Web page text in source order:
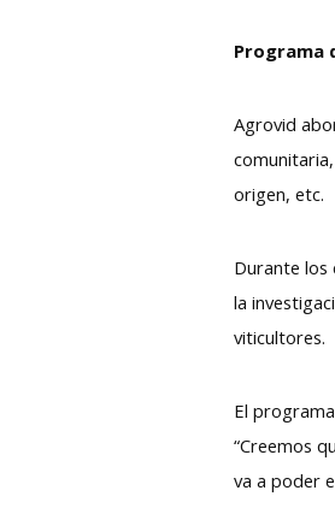
Programa
Agrovid
origen, etc.
Durante los
la
viticultores.
El
“Creemos
va a poder